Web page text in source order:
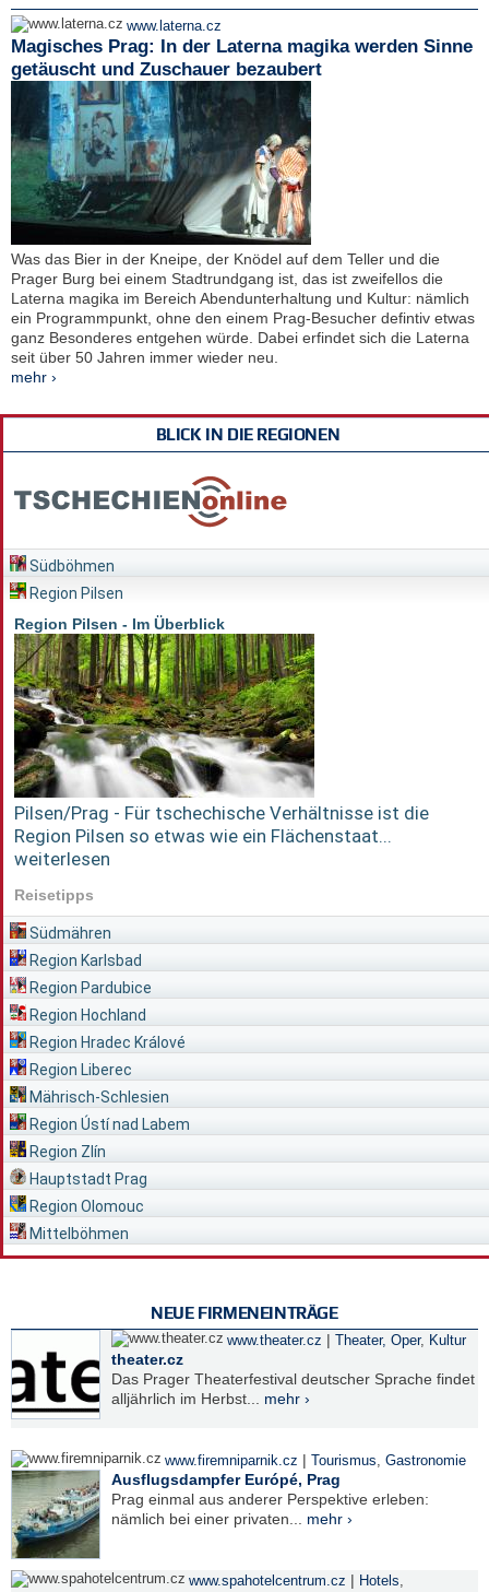
www.laterna.cz
Magisches Prag: In der Laterna magika werden Sinne
getäuscht und Zuschauer bezaubert
Was das Bier in der Kneipe, der Knödel auf dem Teller und die
Prager Burg bei einem Stadtrundgang ist, das ist zweifellos die
Laterna magika im Bereich Abendunterhaltung und Kultur: nämlich
ein Programmpunkt, ohne den einem Prag-Besucher defintiv etwas
ganz Besonderes entgehen würde. Dabei erfindet sich die Laterna
seit über 50 Jahren immer wieder neu.
mehr ›
BLICK IN DIE REGIONEN
Südböhmen
Region Pilsen
Region Pilsen - Im Überblick
Pilsen/Prag - Für tschechische Verhältnisse ist die
Region Pilsen so etwas wie ein Flächenstaat...
weiterlesen
Reisetipps
Südmähren
Region Karlsbad
Region Pardubice
Region Hochland
Region Hradec Králové
Region Liberec
Mährisch-Schlesien
Region Ústí nad Labem
Region Zlín
Hauptstadt Prag
Region Olomouc
Mittelböhmen
NEUE FIRMENEINTRÄGE
www.theater.cz | Theater, Oper, Kultur
theater.cz
Das Prager Theaterfestival deutscher Sprache findet
alljährlich im Herbst... mehr ›
www.firemniparnik.cz | Tourismus, Gastronomie
Ausflugsdampfer Európé, Prag
Prag einmal aus anderer Perspektive erleben:
nämlich bei einer privaten... mehr ›
www.spahotelcentrum.cz | Hotels,